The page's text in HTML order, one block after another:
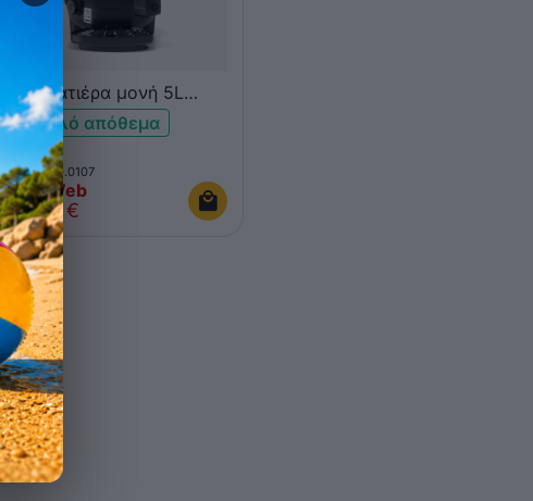
Σοκολατιέρα μονή 5L
SENCOTEL CH-5
Χαμηλό απόθεμα
Code: 020.0107
Τιμή Web
73000 €